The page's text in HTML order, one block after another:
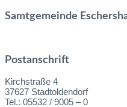
Samtgemeinde
Postanschrift
Kirchstraße 4
37627 Stadtoldendorf
Tel.: 05532 / 9005 – 0